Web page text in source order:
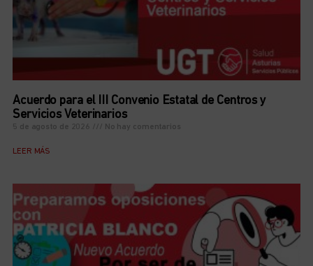
Acuerdo para el III Convenio Estatal de Centros y
Servicios Veterinarios
5 de agosto de 2026 No hay comentarios
LEER MÁS